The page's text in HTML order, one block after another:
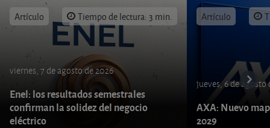
Artículo Tiempo de lectura: 3 min.
viernes, 7 de agosto de 2026
Enel: los resultados semestrales
confirman la solidez del negocio
eléctrico
Artículo
jueves, 6 de agosto
AXA: Nuevo
2029